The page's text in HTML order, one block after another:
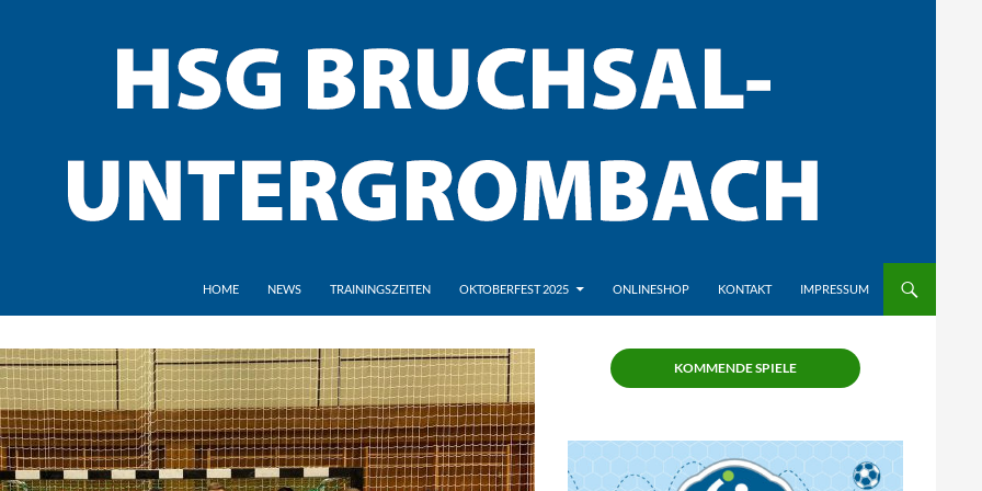
HOME NEWS TRAININGSZEITEN OKTOBERFEST 2025 ONLINESHOP KONTAKT IMPRESSUM
KOMMENDE SPIELE